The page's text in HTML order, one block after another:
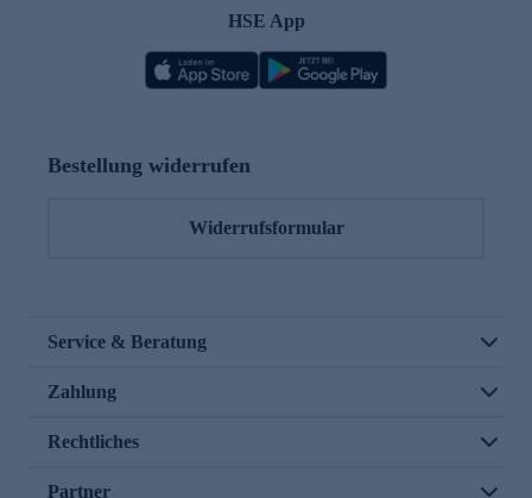
HSE App
Bestellung widerrufen
Widerrufsformular
Service & Beratung
Zahlung
Rechtliches
Partner